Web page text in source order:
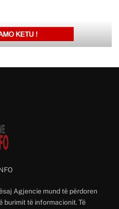
Agjencie mund të përdoren
burimit të informacionit. Të